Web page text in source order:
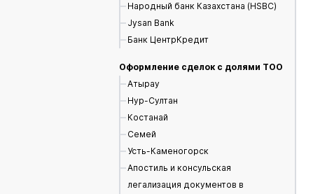
Народный банк Казахстана (HSBC)
Jysan Bank
Банк ЦентрКредит
Оформление сделок с долями ТОО
Атырау
Нур-Султан
Костанай
Семей
Усть-Каменогорск
Апостиль и консульская
легализация документов в